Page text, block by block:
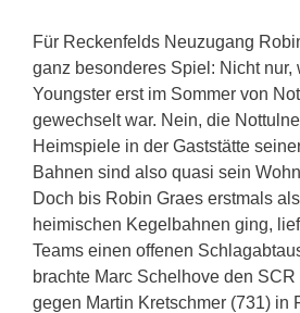
Für Reckenfelds Neuzugang
ganz besonderes Spiel: Nicht nur,
Youngster erst im Sommer von
gewechselt war. Nein, die
Heimspiele in der Gaststätte
Bahnen sind also quasi sein
Doch bis Robin Graes erstmals
heimischen Kegelbahnen ging,
Teams einen offenen
brachte Marc Schelhove den
gegen Martin Kretschmer (731) in